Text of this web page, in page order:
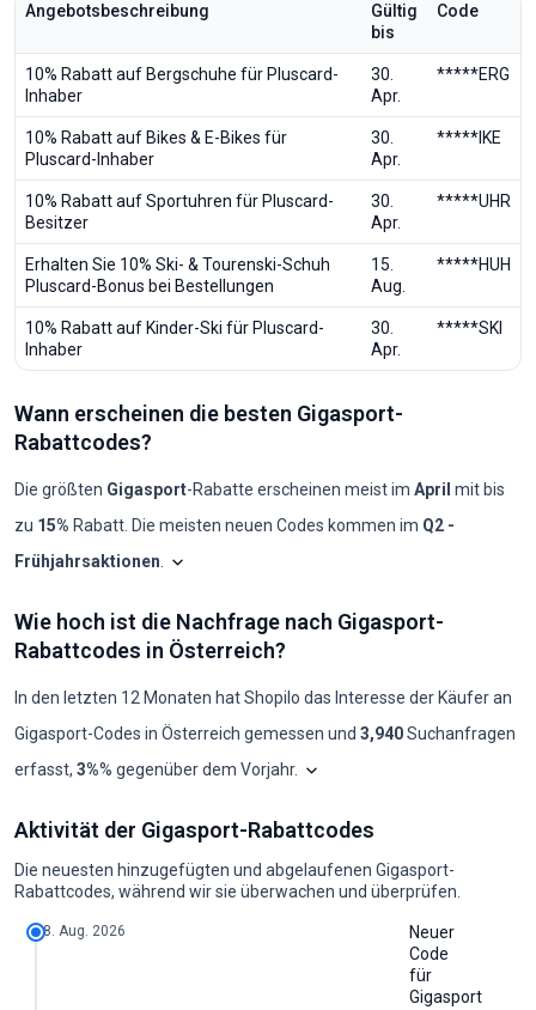
Angebotsbeschreibung
Gültig
bis
Code
10% Rabatt auf Bergschuhe für Pluscard-
Inhaber
30.
Apr.
*****ERG
10% Rabatt auf Bikes & E-Bikes für
Pluscard-Inhaber
30.
Apr.
*****IKE
10% Rabatt auf Sportuhren für Pluscard-
Besitzer
30.
Apr.
*****UHR
Erhalten Sie 10% Ski- & Tourenski-Schuh
Pluscard-Bonus bei Bestellungen
15.
Aug.
*****HUH
10% Rabatt auf Kinder-Ski für Pluscard-
Inhaber
30.
Apr.
*****SKI
Wann erscheinen die besten Gigasport-
Rabattcodes?
Die größten Gigasport-Rabatte erscheinen meist im April mit bis
zu 15% Rabatt. Die meisten neuen Codes kommen im Q2 -
Frühjahrsaktionen
Monat Neue CodesMax. RabattMin. RabattCodes ≥50%Codes ≥70%
2025-080 - -
2025-100 - - 0 0
2025-120 - - 0 0
2026-01 1 10% 10%
2026-02 2 10% 10%
2026-043 15% 10% 0
-
2026-065 15% 10% 0 0
2026-074 15% 10% 0 0
Wie hoch ist die Nachfrage nach Gigasport-
Rabattcodes in Österreich?
In den letzten 12 Monaten hat Shopilo das Interesse der Käufer an
Gigasport-Codes in Österreich gemessen und 3,940Suchanfragen
erfasst, 3%% gegenüber dem Vorjahr.
Jahr
Jän Feb Mär Apr Mai Jun Jul Aug
2024
390 320 260 210 260
2025 390 210 260 720 590 480 390 320 260 210
2026 260 260 260 260 492 400 325 267 217 - -
Aktivität der Gigasport-Rabattcodes
Die neuesten hinzugefügten und abgelaufenen Gigasport-
Rabattcodes, während wir sie überwachen und überprüfen.
8. Aug. 2026
Neuer
Code
für
Gigasport